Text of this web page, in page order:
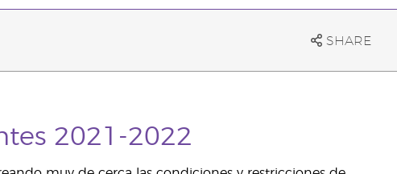
SHARE
2021-2022